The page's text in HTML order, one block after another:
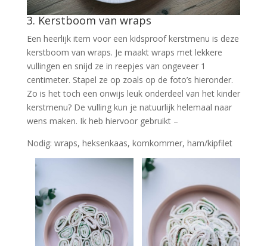
3. Kerstboom van wraps
Een heerlijk item voor een kidsproof kerstmenu is deze
kerstboom van wraps. Je maakt wraps met lekkere
vullingen en snijd ze in reepjes van ongeveer 1
centimeter. Stapel ze op zoals op de foto’s hieronder.
Zo is het toch een onwijs leuk onderdeel van het kinder
kerstmenu? De vulling kun je natuurlijk helemaal naar
wens maken. Ik heb hiervoor gebruikt –
Nodig: wraps, heksenkaas, komkommer, ham/kipfilet